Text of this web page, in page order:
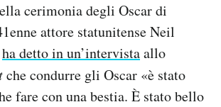
cerimonia degli Oscar di
attore statunitense Neil
ha detto in un’intervistaallo
che condurre gli Oscar «è stato
fare con una bestia. È stato bello